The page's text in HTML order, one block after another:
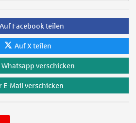
Auf Facebook teilen
Auf X teilen
Whatsapp verschicken
E-Mail verschicken